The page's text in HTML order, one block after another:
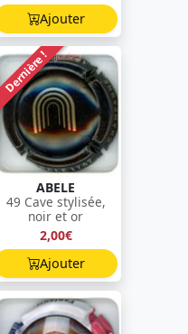
Ajouter
Dernière !
ABELE
49 Cave stylisée,
noir et or
2,00€
Ajouter